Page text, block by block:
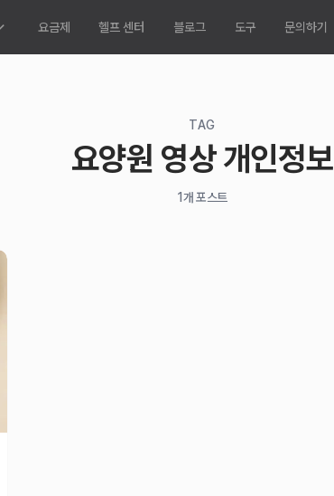
요금제 헬프 센터 블로그 도구 문의하기
TAG
요양원 영상 개인정보
1개 포스트